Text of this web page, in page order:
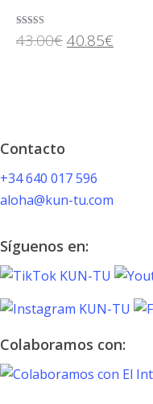
Valorado con
5.00
43.00€El
40.85€
Contacto
+34 640 017 596
aloha@kun-tu.com
Síguenos en:
Colaboramos con: